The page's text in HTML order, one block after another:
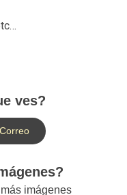
ves?
Correo
imágenes